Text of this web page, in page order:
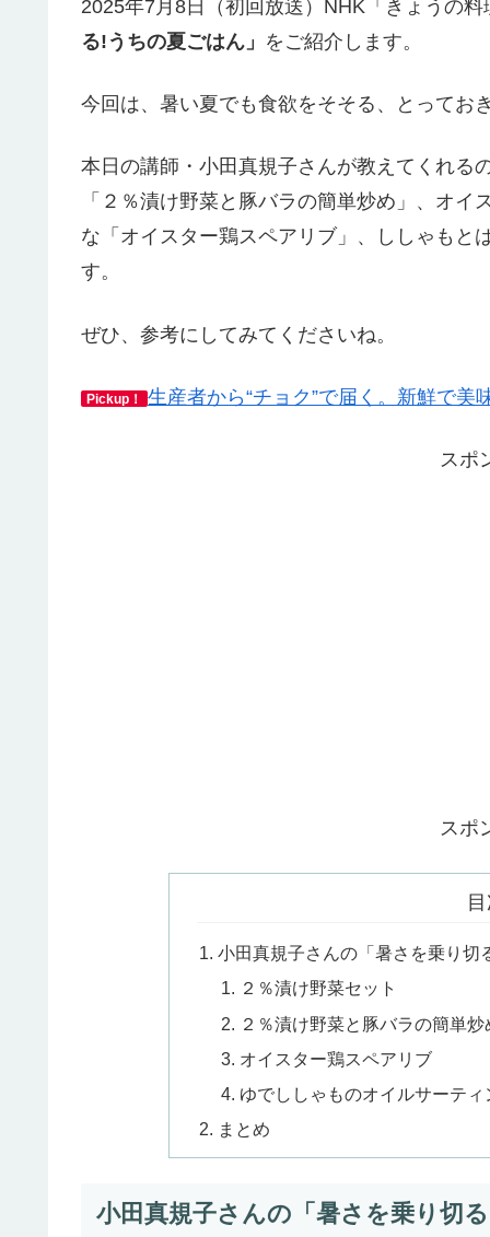
2025年7月8日（初回放送）NHK「きょうの
る!うちの夏ごはん」 をご紹介します。
今回は、暑い夏でも食欲をそそる、とってお
本日の講師・小田真規子さんが教えてくれる
「２％漬け野菜と豚バラの簡単炒め」、オ
な「オイスター鶏スペアリブ」、ししゃもと
す。
ぜひ、参考にしてみてくださいね。
Pickup！ 生産者から“チョク”で届く。新鮮で美
スポ
スポ
小田真規子さんの「暑さを乗り切
２％漬け野菜セット
２％漬け野菜と豚バラの簡単炒
オイスター鶏スペアリブ
ゆでししゃものオイルサーティ
まとめ
小田真規子さんの「暑さを乗り切